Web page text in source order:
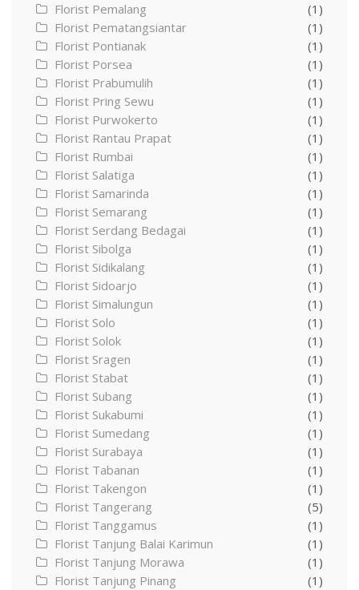
Florist Pemalang
(1)
Florist Pematangsiantar
(1)
Florist Pontianak
(1)
Florist Porsea
(1)
Florist Prabumulih
(1)
Florist Pring Sewu
(1)
Florist Purwokerto
(1)
Florist Rantau Prapat
(1)
Florist Rumbai
(1)
Florist Salatiga
(1)
Florist Samarinda
(1)
Florist Semarang
(1)
Florist Serdang Bedagai
(1)
Florist Sibolga
(1)
Florist Sidikalang
(1)
Florist Sidoarjo
(1)
Florist Simalungun
(1)
Florist Solo
(1)
Florist Solok
(1)
Florist Sragen
(1)
Florist Stabat
(1)
Florist Subang
(1)
Florist Sukabumi
(1)
Florist Sumedang
(1)
Florist Surabaya
(1)
Florist Tabanan
(1)
Florist Takengon
(1)
Florist Tangerang
(5)
Florist Tanggamus
(1)
Florist Tanjung Balai Karimun
(1)
Florist Tanjung Morawa
(1)
Florist Tanjung Pinang
(1)